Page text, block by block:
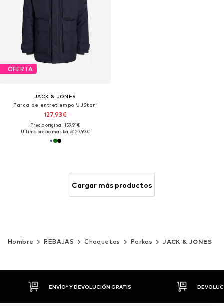
OFERTA
JACK & JONES
Parca de entretiempo 'JJStar'
127,93€
Precio original: 159,91€
Último precio más bajo:127,93€
Cargar más productos
Hombre REBAJAS Chaquetas Parkas JACK & JONES
DEVOLUCIONES HASTA 30 DÍAS